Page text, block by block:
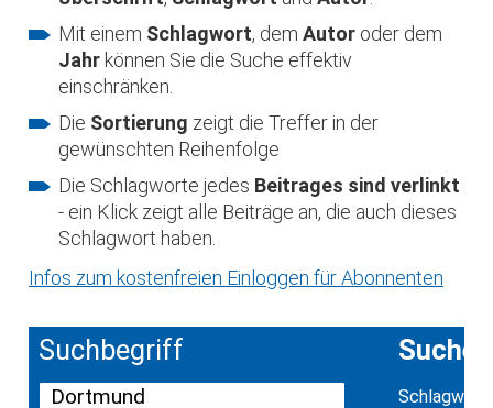
Mit einem Schlagwort, demAutor oder dem
Jahr können Sie die Suche effektiv
einschränken.
Die Sortierung zeigt die Treffer in der
gewünschten Reihenfolge
Die Schlagworte jedes Beitrages sind verlinkt
- ein Klick zeigt alle Beiträge an, die auch dieses
Schlagwort haben.
Infos zum kostenfreien Einloggen für Abonnenten
Suchbegriff Suche
Schlagwort: